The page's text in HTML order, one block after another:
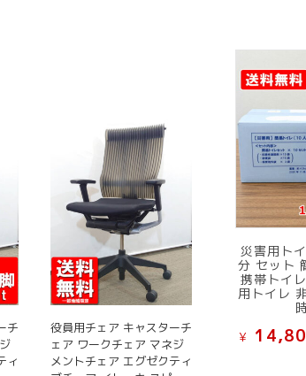
チ
ィ
役員用チェア キャスターチ
ェア ワークチェア マネジ
メントチェア エグゼクティ
災害用ト
分 セット
携帯トイ
用トイレ
¥